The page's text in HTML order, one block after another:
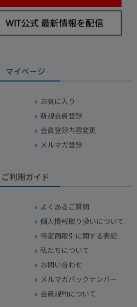
マイページ
お気に入り
新規会員登録
会員登録内容変更
メルマガ登録
ご利用ガイド
よくあるご質問
個人情報取り扱いについて
特定商取引に関する表記
私たちについて
お問い合わせ
メルマガバックナンバー
会員規約について